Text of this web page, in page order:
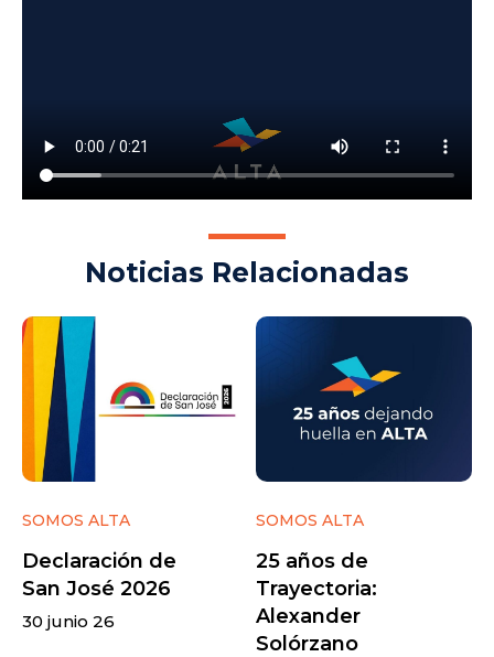
Noticias Relacionadas
SOMOS ALTA
Declaración de
San José 2026
30 junio 26
SOMOS ALTA
25 años de
Trayectoria:
Alexander
Solórzano